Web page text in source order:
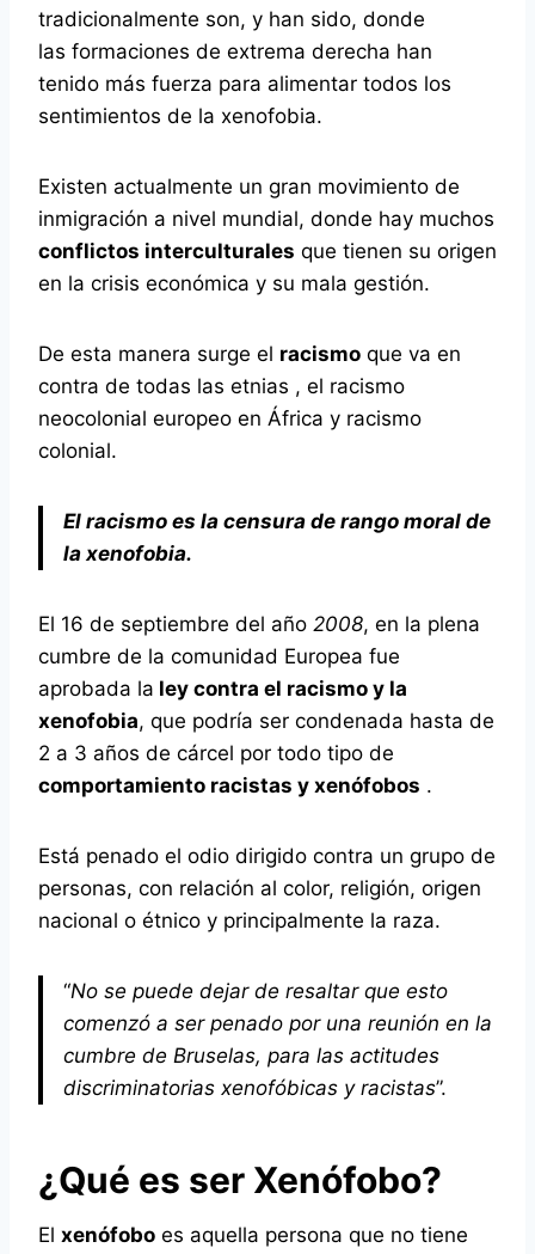
tradicionalmente son, y han sido, donde
las formaciones de extrema derecha han
tenido más fuerza para alimentar todos los
sentimientos de la xenofobia.
Existen actualmente un gran movimiento de
inmigración a nivel mundial, donde hay muchos
conflictos interculturales que tienen su origen
en la crisis económica y su mala gestión.
De esta manera surge el racismo que va en
contra de todas las etnias , el racismo
neocolonial europeo en África y racismo
colonial.
El racismo es la censura de rango moral de
la xenofobia.
El 16 de septiembre del año 2008, en la plena
cumbre de la comunidad Europea fue
aprobada la ley contra el racismo y la
xenofobia, que podría ser condenada hasta de
2 a 3 años de cárcel por todo tipo de
comportamiento racistas y xenófobos .
Está penado el odio dirigido contra un grupo de
personas, con relación al color, religión, origen
nacional o étnico y principalmente la raza.
“No se puede dejar de resaltar que esto
comenzó a ser penado por una reunión en la
cumbre de Bruselas, para las actitudes
discriminatorias xenofóbicas y racistas”.
¿Qué es ser Xenófobo?
El xenófobo es aquella persona que no tiene